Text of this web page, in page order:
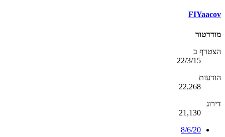
FIYaacov
מודרטור
הצטרף ב
22/3/15
הודעות
22,268
דירוג
21,130
8/6/20